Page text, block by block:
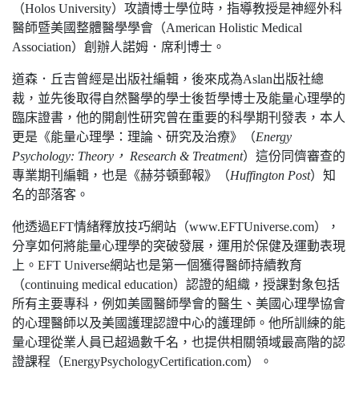
（Holos University）攻讀博士學位時，指導教授是神經外科
醫師暨美國整體醫學學會（American Holistic Medical
Association）創辦人諾姆．席利博士。
道森．丘吉曾經是出版社編輯，後來成為Aslan出版社總
裁，並先後取得自然醫學的學士後哲學博士及能量心理學的
臨床證書，他的開創性研究曾在重要的科學期刊發表，本人
更是《能量心理學：理論、研究及治療》（Energy
Psychology: Theory， Research & Treatment）這份同儕審查的
專業期刊編輯，也是《赫芬頓郵報》（Huffington Post）知
名的部落客。
他透過EFT情緒釋放技巧網站（www.EFTUniverse.com），
分享如何將能量心理學的突破發展，運用於保健及運動表現
上。EFT Universe網站也是第一個獲得醫師持續教育
（continuing medical education）認證的組織，授課對象包括
所有主要專科，例如美國醫師學會的醫生、美國心理學協會
的心理醫師以及美國護理認證中心的護理師。他所訓練的能
量心理從業人員已超過數千名，也提供相關領域最高階的認
證課程（EnergyPsychologyCertification.com）。